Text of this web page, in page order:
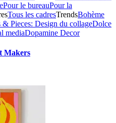
Pour le bureauPour la
Tous les cadresTrendsBohème
& Pieces: Design du collageDolce
mediaDopamine Decor
Makers